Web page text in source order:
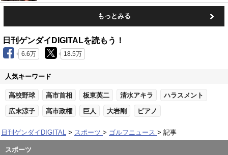
もっとみる
日刊ゲンダイDIGITALを読もう！
6.6万 18.5万
人気キーワード
高校野球 高市首相 板東英二 清水アキラ ハラスメント
広末涼子 高市政権 巨人 大岩剛 ピアノ
日刊ゲンダイDIGITAL スポーツ ゴルフニュース 記事
スポーツ